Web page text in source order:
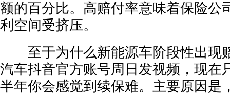
额的百分比。高赔付率意味着保险公
利空间受挤压。
至于为什么新能源车阶段性出现
汽车抖音官方账号周日发视频，现在
半年你会感觉到续保难。主要原因是